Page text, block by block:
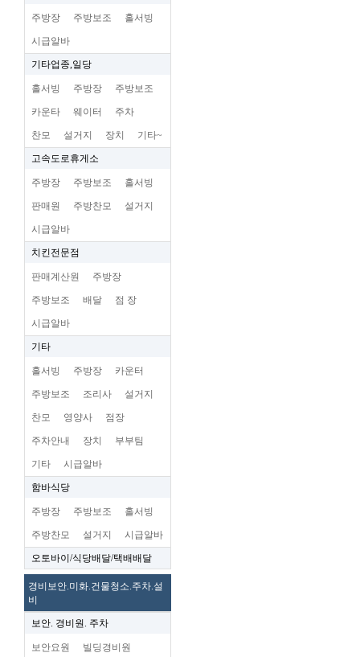
주방장 주방보조 홀서빙
시급알바
기타업종,일당
홀서빙 주방장 주방보조
카운타 웨이터 주차
찬모 설거지 장치 기타~
고속도로휴게소
주방장 주방보조 홀서빙
판매원 주방찬모 설거지
시급알바
치킨전문점
판매계산원 주방장
주방보조 배달 점 장
시급알바
기타
홀서빙 주방장 카운터
주방보조 조리사 설거지
찬모 영양사 점장
주차안내 장치 부부팀
기타 시급알바
함바식당
주방장 주방보조 홀서빙
주방찬모 설거지 시급알바
오토바이/식당배달/택배배달
경비보안.미화.건물청소.주차.설
비
보안. 경비원. 주차
보안요원 빌딩경비원